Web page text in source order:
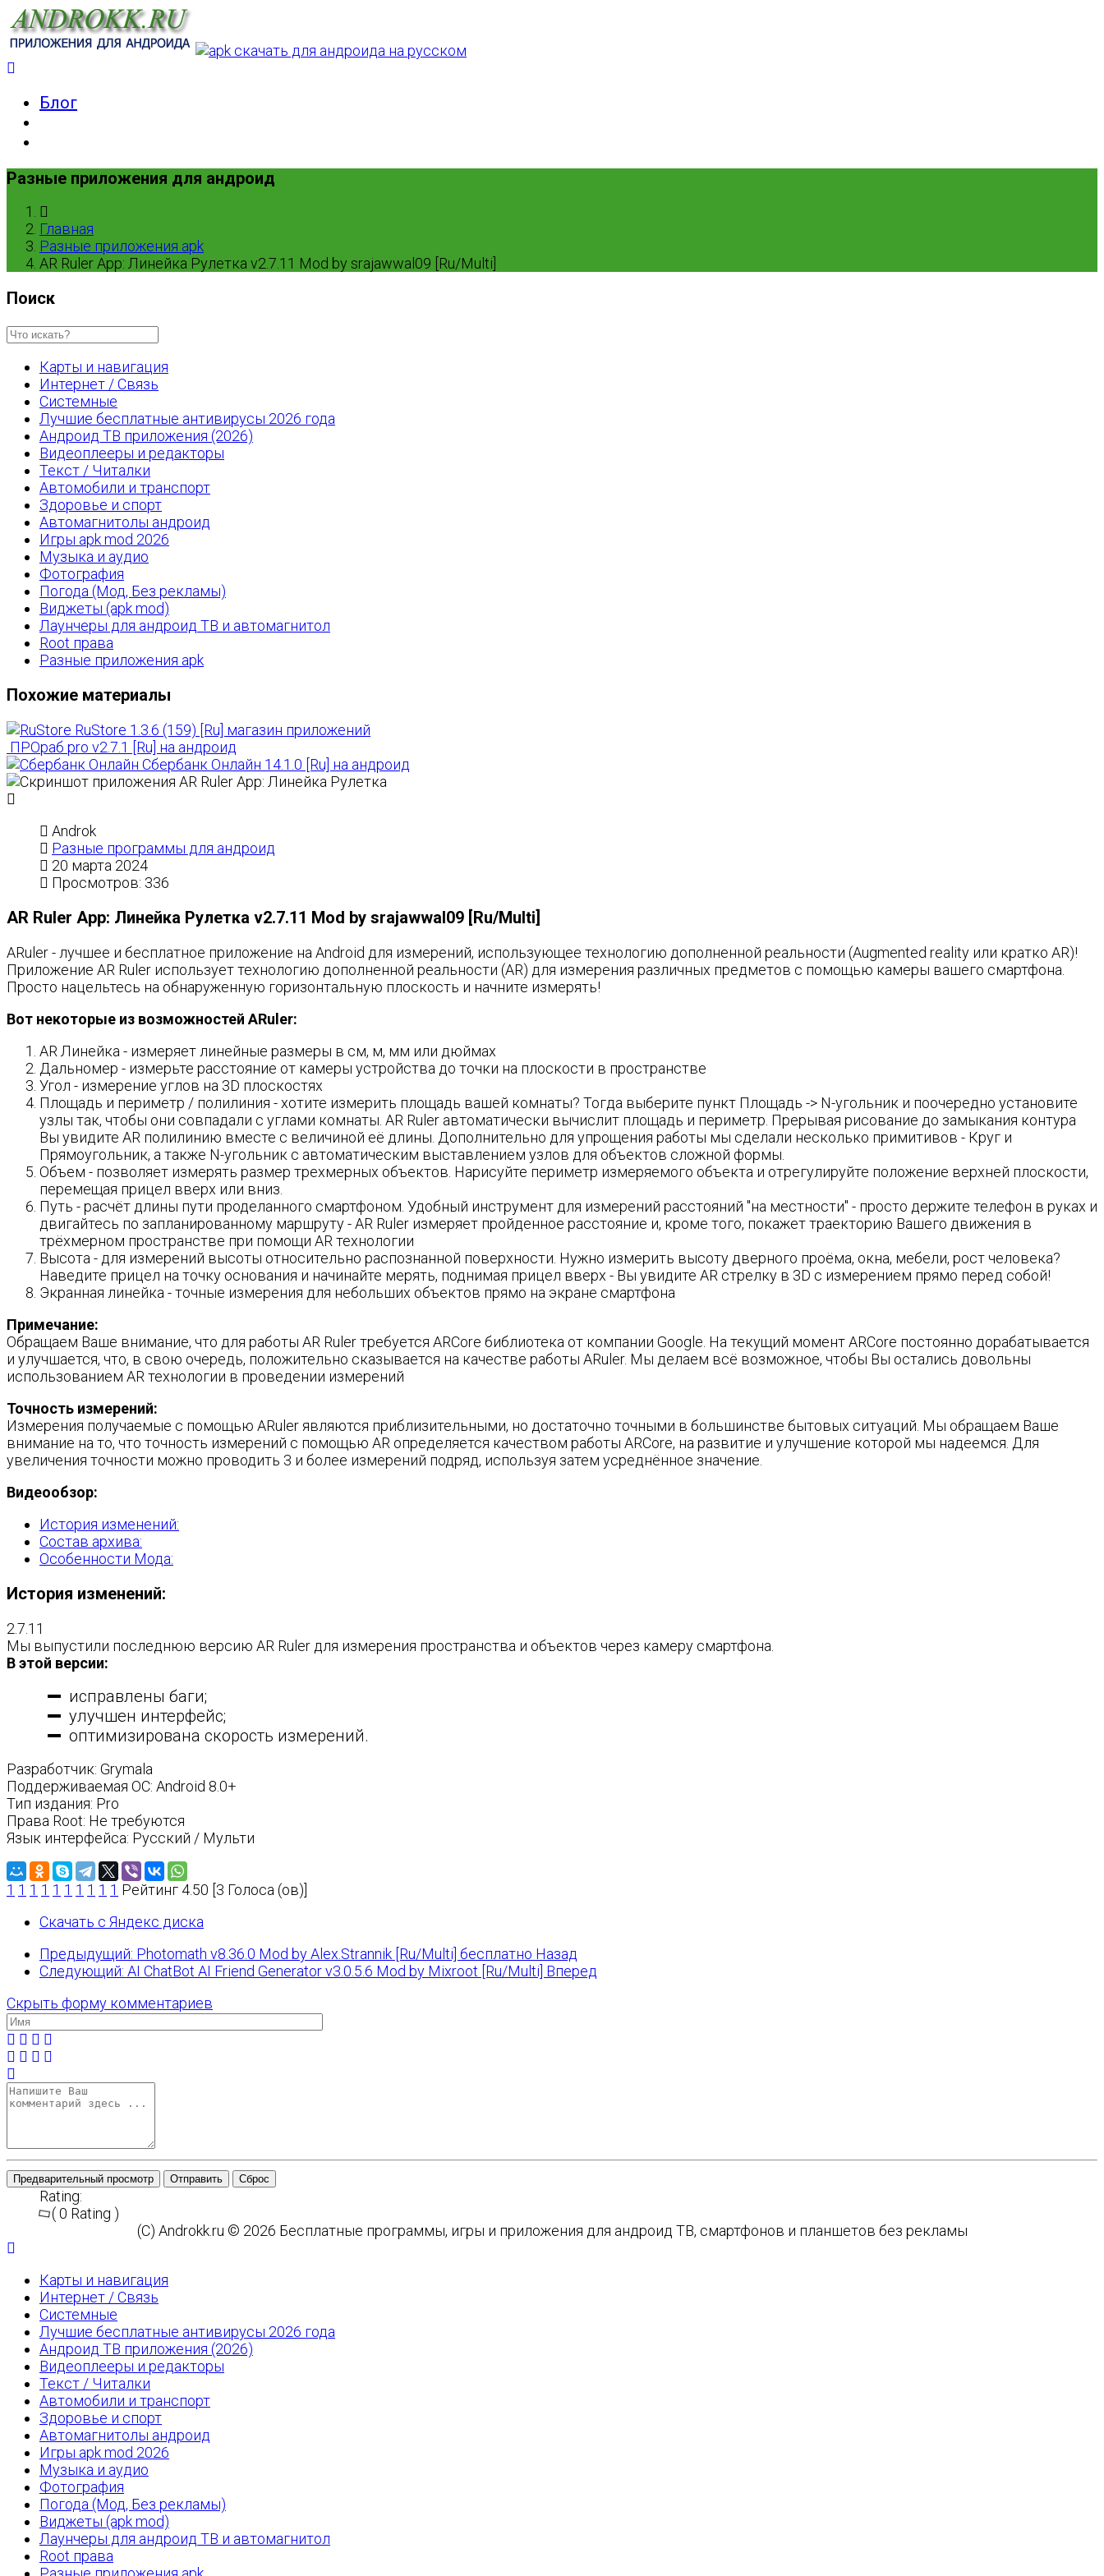
Блог
Разные приложения для андроид
Главная
Разные приложения apk
AR Ruler App: Линейка Рулетка v2.7.11 Mod by srajawwal09 [Ru/Multi]
Поиск
Карты и навигация
Интернет / Связь
Системные
Лучшие бесплатные антивирусы 2026 года
Андроид ТВ приложения (2026)
Видеоплееры и редакторы
Текст / Читалки
Автомобили и транспорт
Здоровье и спорт
Автомагнитолы андроид
Игры apk mod 2026
Музыка и аудио
Фотография
Погода (Мод, Без рекламы)
Виджеты (apk mod)
Лаунчеры для андроид ТВ и автомагнитол
Root права
Разные приложения apk
Похожие материалы
RuStore 1.3.6 (159) [Ru] магазин приложений
ПРОраб pro v2.7.1 [Ru] на андроид
Сбербанк Онлайн 14.1.0 [Ru] на андроид
Androk
Разные программы для андроид
20 марта 2024
Просмотров: 336
AR Ruler App: Линейка Рулетка v2.7.11 Mod by srajawwal09 [Ru/Multi]
ARuler - лучшее и бесплатное приложение на Android для измерений, использующее технологию дополненной реальности (Augmented reality или кратко AR)!
Приложение AR Ruler использует технологию дополненной реальности (AR) для измерения различных предметов с помощью камеры вашего смартфона.
Просто нацельтесь на обнаруженную горизонтальную плоскость и начните измерять!
Вот некоторые из возможностей ARuler:
AR Линейка - измеряет линейные размеры в см, м, мм или дюймах
Дальномер - измерьте расстояние от камеры устройства до точки на плоскости в пространстве
Угол - измерение углов на 3D плоскостях
Площадь и периметр / полилиния - хотите измерить площадь вашей комнаты? Тогда выберите пункт Площадь -> N-угольник и поочередно установите
узлы так, чтобы они совпадали с углами комнаты. AR Ruler автоматически вычислит площадь и периметр. Прерывая рисование до замыкания контура
Вы увидите AR полилинию вместе с величиной её длины. Дополнительно для упрощения работы мы сделали несколько примитивов - Круг и
Прямоугольник, а также N-угольник с автоматическим выставлением узлов для объектов сложной формы.
Объем - позволяет измерять размер трехмерных объектов. Нарисуйте периметр измеряемого объекта и отрегулируйте положение верхней плоскости,
перемещая прицел вверх или вниз.
Путь - расчёт длины пути проделанного смартфоном. Удобный инструмент для измерений расстояний "на местности" - просто держите телефон в руках и
двигайтесь по запланированному маршруту - AR Ruler измеряет пройденное расстояние и, кроме того, покажет траекторию Вашего движения в
трёхмерном пространстве при помощи AR технологии
Высота - для измерений высоты относительно распознанной поверхности. Нужно измерить высоту дверного проёма, окна, мебели, рост человека?
Наведите прицел на точку основания и начинайте мерять, поднимая прицел вверх - Вы увидите AR стрелку в 3D с измерением прямо перед собой!
Экранная линейка - точные измерения для небольших объектов прямо на экране смартфона
Примечание:
Обращаем Ваше внимание, что для работы AR Ruler требуется ARCore библиотека от компании Google. На текущий момент ARCore постоянно дорабатывается
и улучшается, что, в свою очередь, положительно сказывается на качестве работы ARuler. Мы делаем всё возможное, чтобы Вы остались довольны
использованием AR технологии в проведении измерений
Точность измерений:
Измерения получаемые с помощью ARuler являются приблизительными, но достаточно точными в большинстве бытовых ситуаций. Мы обращаем Ваше
внимание на то, что точность измерений с помощью AR определяется качеством работы ARCore, на развитие и улучшение которой мы надеемся. Для
увеличения точности можно проводить 3 и более измерений подряд, используя затем усреднённое значение.
Видеообзор:
История изменений:
Состав архива:
Особенности Мода:
История изменений:
2.7.11
Мы выпустили последнюю версию AR Ruler для измерения пространства и объектов через камеру смартфона.
В этой версии:
исправлены баги;
улучшен интерфейс;
оптимизирована скорость измерений.
Разработчик: Grymala
Поддерживаемая ОС: Android 8.0+
Тип издания: Pro
Права Root: Не требуются
Язык интерфейса: Русский / Мульти
1 1 1 1 1 1 1 1 1 1 Рейтинг 4.50 [3 Голоса (ов)]
Скачать с Яндекс диска
Предыдущий: Photomath v8.36.0 Mod by Alex.Strannik [Ru/Multi] бесплатно Назад
Следующий: AI ChatBot AI Friend Generator v3.0.5.6 Mod by Mixroot [Ru/Multi] Вперед
Скрыть форму комментариев
Предварительный просмотр Отправить Сброс
Rating:
( 0 Rating )
(C) Androkk.ru © 2026 Бесплатные программы, игры и приложения для андроид ТВ, смартфонов и планшетов без рекламы
Карты и навигация
Интернет / Связь
Системные
Лучшие бесплатные антивирусы 2026 года
Андроид ТВ приложения (2026)
Видеоплееры и редакторы
Текст / Читалки
Автомобили и транспорт
Здоровье и спорт
Автомагнитолы андроид
Игры apk mod 2026
Музыка и аудио
Фотография
Погода (Мод, Без рекламы)
Виджеты (apk mod)
Лаунчеры для андроид ТВ и автомагнитол
Root права